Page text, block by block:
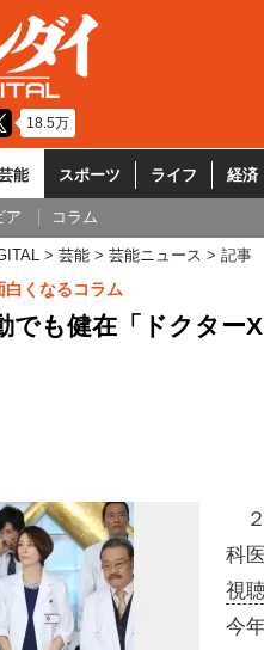
18.5万
能 スポーツ ライフ 経済
ア コラム
芸能 芸能ニュース 記事
白くなるコラム
でも健在「ドクター
２
科
視
今